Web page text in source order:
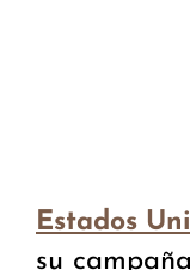
Estados
su